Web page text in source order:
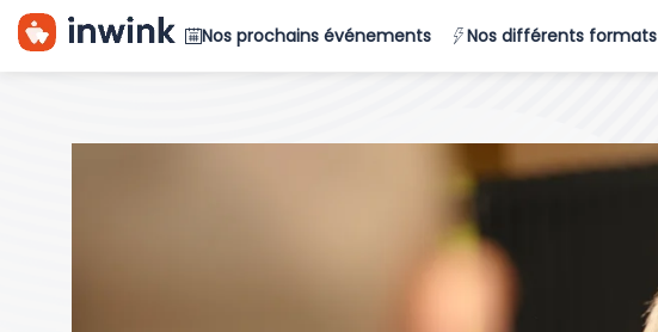
Nos prochains événements Nos différents formats